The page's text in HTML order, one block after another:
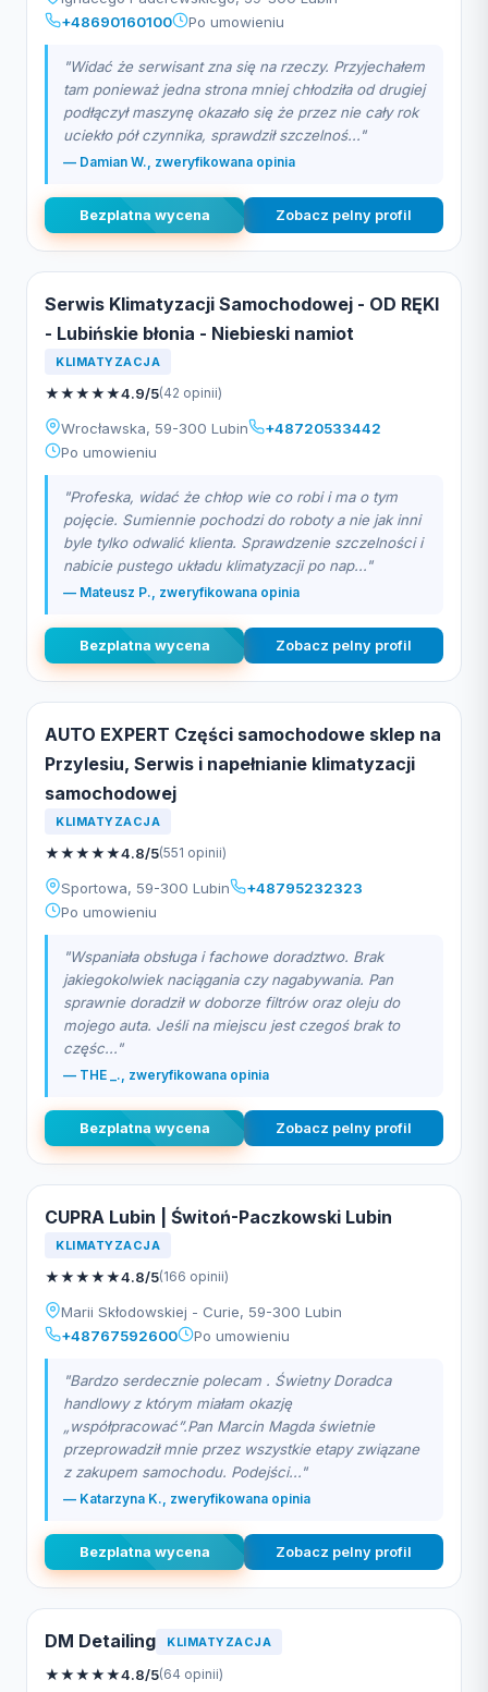
+48690160100
Po umowieniu
"Widać że serwisant zna się na rzeczy. Przyjechałem
tam ponieważ jedna strona mniej chłodziła od drugiej
podłączył maszynę okazało się że przez nie cały rok
uciekło pół czynnika, sprawdził szczelnoś..."
— Damian W., zweryfikowana opinia
Bezplatna wycena Zobacz pelny profil
Serwis Klimatyzacji Samochodowej - OD RĘKI
- Lubińskie błonia - Niebieski namiot
KLIMATYZACJA
★★★★★4.9/5(42 opinii)
Wrocławska, 59-300 Lubin
+48720533442
Po umowieniu
"Profeska, widać że chłop wie co robi i ma o tym
pojęcie. Sumiennie pochodzi do roboty a nie jak inni
byle tylko odwalić klienta. Sprawdzenie szczelności i
nabicie pustego układu klimatyzacji po nap..."
— Mateusz P., zweryfikowana opinia
Bezplatna wycena Zobacz pelny profil
AUTO EXPERT Części samochodowe sklep na
Przylesiu, Serwis i napełnianie klimatyzacji
samochodowej
KLIMATYZACJA
★★★★★4.8/5(551 opinii)
Sportowa, 59-300 Lubin
+48795232323
Po umowieniu
"Wspaniała obsługa i fachowe doradztwo. Brak
jakiegokolwiek naciągania czy nagabywania. Pan
sprawnie doradził w doborze filtrów oraz oleju do
mojego auta. Jeśli na miejscu jest czegoś brak to
częśc..."
— THE _., zweryfikowana opinia
Bezplatna wycena Zobacz pelny profil
CUPRA Lubin | Świtoń-Paczkowski Lubin
KLIMATYZACJA
★★★★★4.8/5(166 opinii)
Marii Skłodowskiej - Curie, 59-300 Lubin
+48767592600
Po umowieniu
"Bardzo serdecznie polecam . Świetny Doradca
handlowy z którym miałam okazję
„współpracować”.Pan Marcin Magda świetnie
przeprowadził mnie przez wszystkie etapy związane
z zakupem samochodu. Podejści..."
— Katarzyna K., zweryfikowana opinia
Bezplatna wycena Zobacz pelny profil
DM Detailing KLIMATYZACJA
★★★★★4.8/5(64 opinii)